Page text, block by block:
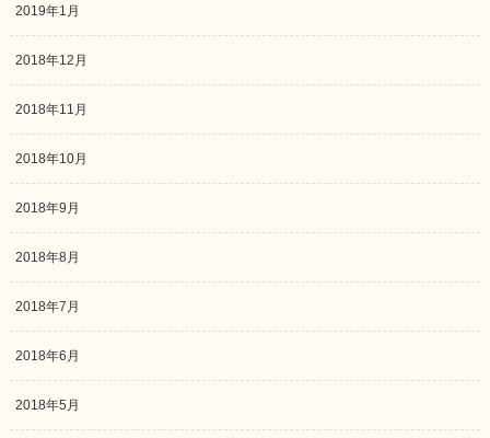
2019年1月
2018年12月
2018年11月
2018年10月
2018年9月
2018年8月
2018年7月
2018年6月
2018年5月